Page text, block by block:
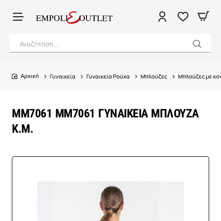
Αναζήτηση...
MM7061 MM7061 ΓΥΝΑΙΚΕΙΑ ΜΠΛΟΥΖΑ
Κ.Μ.
home
Γυναικεία Γυναικεία Ρούχα Μπλούζες Μπλούζες με